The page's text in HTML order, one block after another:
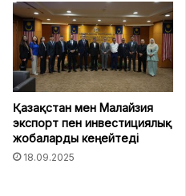
Қазақстан мен Малайзия
экспорт пен инвестициялық
жобаларды кеңейтеді
18.09.2025